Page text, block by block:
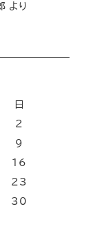
より
日
2
9
16
23
30